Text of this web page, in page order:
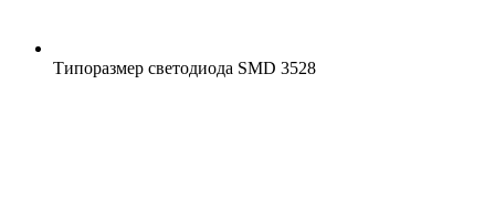
Типоразмер светодиода SMD 3528